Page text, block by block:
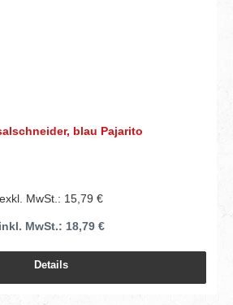
blau Pajarito
exkl. MwSt.: 15,79 €
inkl. MwSt.: 18,79 €
Details